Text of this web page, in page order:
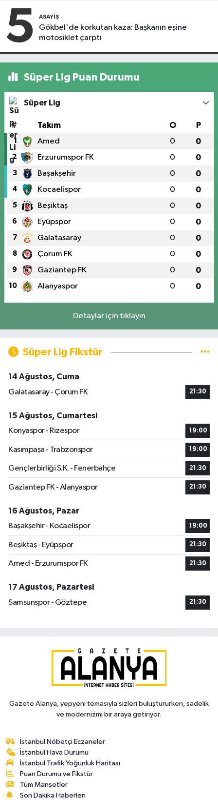
5 ASAYIŞ
Gökbel'de korkutan kaza: Başkanın eşine
motosiklet çarptı
Süper Lig Puan Durumu
Süper Lig
# Takım O P
1 Amed 0 0
2 Erzurumspor FK 0 0
3 Başakşehir 0 0
4 Kocaelispor 0 0
5 Beşiktaş 0 0
6 Eyüpspor 0 0
7 Galatasaray 0 0
8 Çorum FK 0 0
9 Gaziantep FK 0 0
10 Alanyaspor 0 0
Detaylar için tıklayın
Süper Lig Fikstür
14 Ağustos, Cuma
Galatasaray - Çorum FK
21:30
15 Ağustos, Cumartesi
Konyaspor - Rizespor
19:00
Kasımpaşa - Trabzonspor 19:00
Gençlerbirliği S.K. - Fenerbahçe 21:30
Gaziantep FK - Alanyaspor 21:30
16 Ağustos, Pazar
Başakşehir - Kocaelispor
19:00
Beşiktaş - Eyüpspor 21:30
Amed - Erzurumspor FK 21:30
17 Ağustos, Pazartesi
Samsunspor - Göztepe
21:30
Gazete Alanya, yepyeni temasıyla sizleri buluştururken, sadelik
ve modernizmi bir araya getiriyor.
İstanbul Nöbetçi Eczaneler
İstanbul Hava Durumu
İstanbul Trafik Yoğunluk Haritası
Puan Durumu ve Fikstür
Tüm Manşetler
Son Dakika Haberleri